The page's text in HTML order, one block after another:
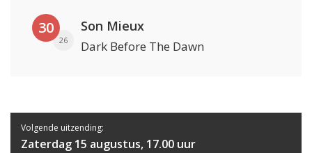
30
26
Son Mieux
Dark Before The Dawn
Volgende uitzending:
Zaterdag 15 augustus, 17.00 uur